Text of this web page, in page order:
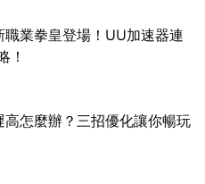
職業拳皇登場！UU加速器連
！
高怎麼辦？三招優化讓你暢玩